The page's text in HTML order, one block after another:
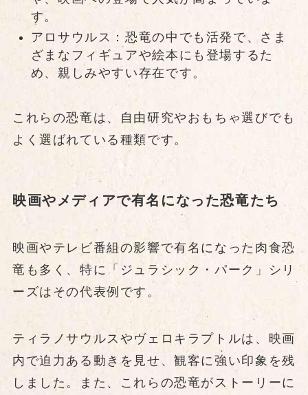
す。
アロサウルス：恐竜の中でも活発で、さま
ざまなフィギュアや絵本にも登場するた
め、親しみやすい存在です。
これらの恐竜は、自由研究やおもちゃ選びでも
よく選ばれている種類です。
映画やメディアで有名になった恐竜たち
映画やテレビ番組の影響で有名になった肉食恐
竜も多く、特に「ジュラシック・パーク」シリ
ーズはその代表例です。
ティラノサウルスやヴェロキラプトルは、映画
内で迫力ある動きを見せ、観客に強い印象を残
しました。また、これらの恐竜がストーリーに